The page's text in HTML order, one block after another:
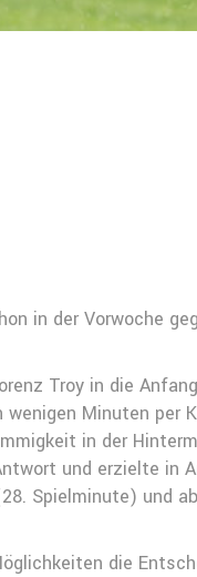
in der Vorwoche
Troy in die
Minuten per
in der
und erzielte in
Spielminute) und
die